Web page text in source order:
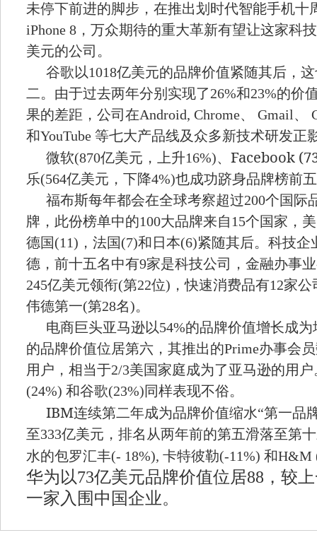
未停下前进的脚步，在推出划时代智能手机十
iPhone 8，万众期待的重大革新有望让这家科
美元的公司。
谷歌以1018亿美元的品牌价值紧随其后，
二。由于过去两年分别实现了26%和23%的价
果的差距，公司在Android, Chrome、 Gmail、
和YouTube 等七大产品线及众多新技术研发正
微软(870亿美元，上升16%)、 Facebook
乐(564亿美元，下降4%)也成功跻身品牌榜前
福布斯每年都会在全球考察超过200个国际
牌，此份榜单中的100大品牌来自15个国家，
德国(11) ，法国(7)和日本(6)紧随其后。科技企
德，前十五名中有9家是科技公司， 金融办事
245亿美元领衔(第22位) ，快速消费品有12家公
伟德第一(第28名)。
电商巨头亚马逊以54%的品牌价值增长成
的品牌价值位居第六，其推出的Prime办事会
用户，相当于2/3美国家庭成为了亚马逊的用户
(24%) 和谷歌(23%)同样表现不俗。
IBM连续第二年成为品牌价值缩水“第一品
至333亿美元，排名从两年前的第五滑落至第
水的包罗汇丰(- 18%), 卡特彼勒(-11%) 和H&M
华为以73亿美元品牌价值位居88 ，较
一家入围中国企业。